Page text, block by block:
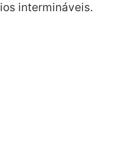
intermináveis.